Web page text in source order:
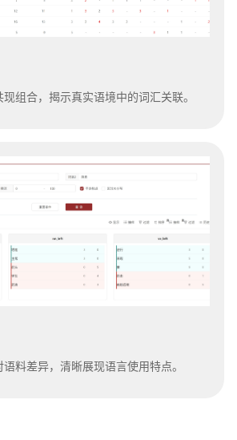
组合，揭示真实语境中的词汇关联。
料差异，清晰展现语言使用特点。